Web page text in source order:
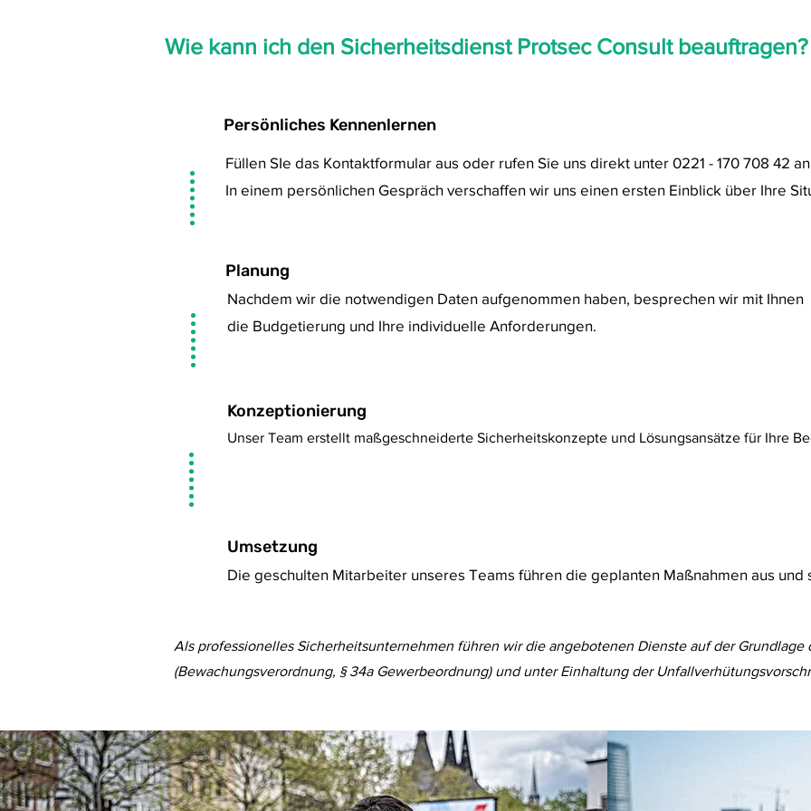
Wie kann ich den Sicherheitsdienst Protsec Consult beauftragen?
Persönliches Kennenlernen
Füllen SIe das Kontaktformular aus oder rufen Sie uns direkt unter 0221 - 170 708 42
In einem persönlichen Gespräch verschaffen wir uns einen ersten Einblick über Ihre
Planung
Nachdem wir die notwendigen Daten aufgenommen haben, besprechen wir mit Ihnen
die Budgetierung und Ihre individuelle Anforderungen.
Konzeptionierung
Unser Team erstellt maßgeschneiderte Sicherheitskonzepte und Lösungsansätze für Ihre
Umsetzung
Die geschulten Mitarbeiter unseres Teams führen die geplanten Maßnahmen aus und
Als professionelles Sicherheitsunternehmen führen wir die angebotenen Dienste auf der
(Bewachungsverordnung, § 34a Gewerbeordnung) und unter Einhaltung der